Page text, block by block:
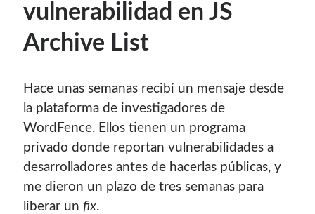
vulnerabilidad en JS
Archive List
Hace unas semanas recibí un mensaje desde
la plataforma de investigadores de
WordFence. Ellos tienen un programa
privado donde reportan vulnerabilidades a
desarrolladores antes de hacerlas públicas, y
me dieron un plazo de tres semanas para
liberar unfix.